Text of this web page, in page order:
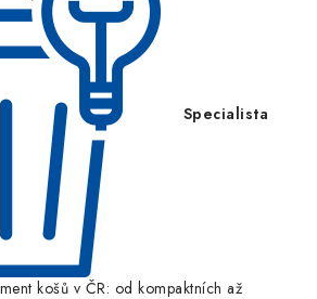
Specialista
košů v ČR: od kompaktních až